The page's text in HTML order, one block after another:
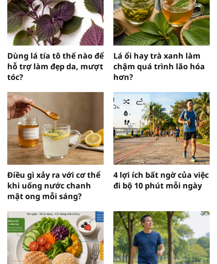
Dùng lá tía tô thế nào để
hỗ trợ làm đẹp da, mượt
tóc?
Lá ổi hay trà xanh làm
chậm quá trình lão hóa
hơn?
Điều gì xảy ra với cơ thể
khi uống nước chanh
mật ong mỗi sáng?
4 lợi ích bất ngờ của việc
đi bộ 10 phút mỗi ngày